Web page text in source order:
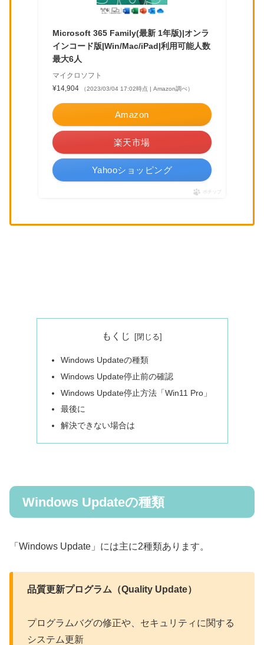
Microsoft 365 Family(最新 1年版)|オンラ
インコード版|Win/Mac/iPad|利用可能人数
最大6人
マイクロソフト
¥14,904
（2023/03/04 17:02時点 | Amazon調べ）
Amazon
楽天市場
Yahooショッピング
ポチップ
もくじ
Windows Updateの種類
Windows Update停止前の確認
Windows Update停止方法「Win11 Pro」
最後に
解決できない場合は
Windows Updateの種類
「Windows Update」には主に2種類あります。
品質更新プログラム（Quality Update）
プログラムバグの修正や、セキュリティに関する
システム更新